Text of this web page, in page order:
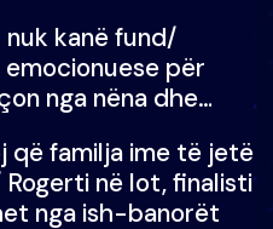
e mëngjesit kur…
kanë fund/
emocionuese për
nga nëna dhe
lotët: Nuk meritoj…
që familja ime të jetë
Rogerti në lot, finalisti
nga ish-banorët